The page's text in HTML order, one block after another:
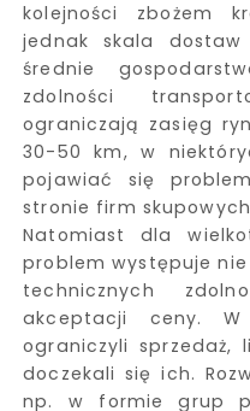
kolejności zbożem
jednak skala
średnie
zdolności
ograniczają zasięg
30-50 km, w
pojawiać się
stronie firm
Natomiast dla
problem występuje
technicznych
akceptacji ceny.
ograniczyli sprzedaż,
doczekali się ich.
np. w formie grup